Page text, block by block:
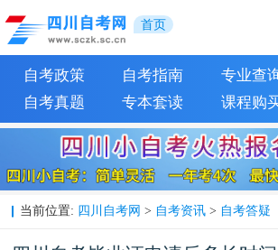
首页
自考政策 自考指南 专业查
自考真题
专本套读 课程购
当前位置: 四川自考网 > 自考资讯> 自考答疑